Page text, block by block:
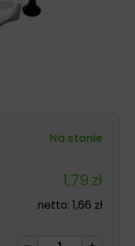
Na stanie
1,79zł
netto: 1,66 zł